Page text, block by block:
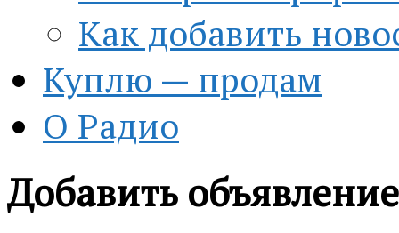
Как добавить
Куплю — продам
О Радио
Добавить объявление